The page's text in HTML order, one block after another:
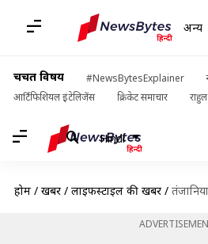
अन्य
चर्चित विषय #NewsBytesExplainer
आर्टिफिशियल इंटेलिजेंस
क्रिकेट समाचार
Hindi
होम / खबरें / लाइफस्टाइल की खबरें / तंजानिया: माउंट